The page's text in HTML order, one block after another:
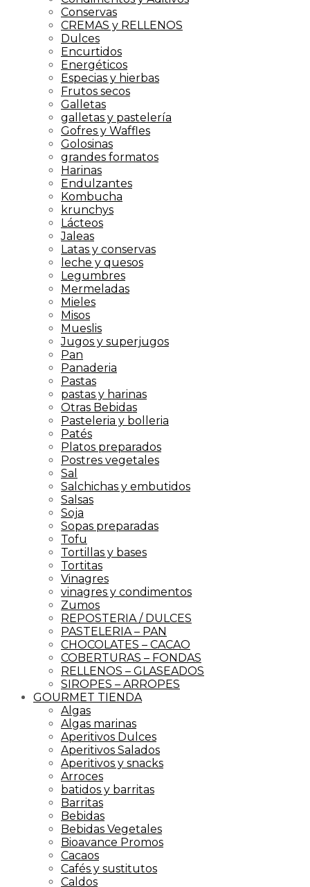
Conservas
CREMAS y RELLENOS
Dulces
Encurtidos
Energéticos
Especias y hierbas
Frutos secos
Galletas
galletas y pastelería
Gofres y Waffles
Golosinas
grandes formatos
Harinas
Endulzantes
Kombucha
krunchys
Lácteos
Jaleas
Latas y conservas
leche y quesos
Legumbres
Mermeladas
Mieles
Misos
Mueslis
Jugos y superjugos
Pan
Panaderia
Pastas
pastas y harinas
Otras Bebidas
Pasteleria y bolleria
Patés
Platos preparados
Postres vegetales
Sal
Salchichas y embutidos
Salsas
Soja
Sopas preparadas
Tofu
Tortillas y bases
Tortitas
Vinagres
vinagres y condimentos
Zumos
REPOSTERIA / DULCES
PASTELERIA – PAN
CHOCOLATES – CACAO
COBERTURAS – FONDAS
RELLENOS – GLASEADOS
SIROPES – ARROPES
GOURMET TIENDA
Algas
Algas marinas
Aperitivos Dulces
Aperitivos Salados
Aperitivos y snacks
Arroces
batidos y barritas
Barritas
Bebidas
Bebidas Vegetales
Bioavance Promos
Cacaos
Cafés y sustitutos
Caldos